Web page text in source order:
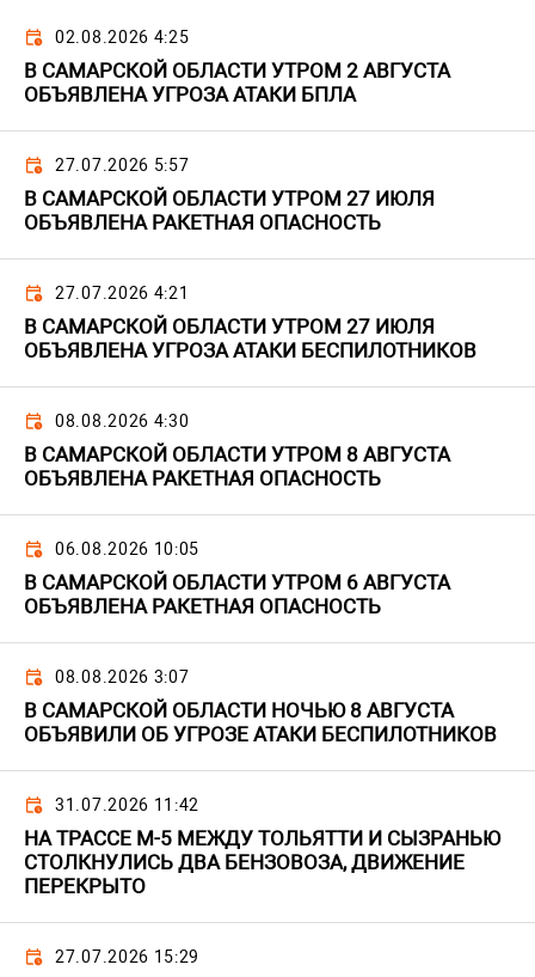
02.08.2026 4:25
В САМАРСКОЙ ОБЛАСТИ УТРОМ 2 АВГУСТА
ОБЪЯВЛЕНА УГРОЗА АТАКИ БПЛА
27.07.2026 5:57
В САМАРСКОЙ ОБЛАСТИ УТРОМ 27 ИЮЛЯ
ОБЪЯВЛЕНА РАКЕТНАЯ ОПАСНОСТЬ
27.07.2026 4:21
В САМАРСКОЙ ОБЛАСТИ УТРОМ 27 ИЮЛЯ
ОБЪЯВЛЕНА УГРОЗА АТАКИ БЕСПИЛОТНИКОВ
08.08.2026 4:30
В САМАРСКОЙ ОБЛАСТИ УТРОМ 8 АВГУСТА
ОБЪЯВЛЕНА РАКЕТНАЯ ОПАСНОСТЬ
06.08.2026 10:05
В САМАРСКОЙ ОБЛАСТИ УТРОМ 6 АВГУСТА
ОБЪЯВЛЕНА РАКЕТНАЯ ОПАСНОСТЬ
08.08.2026 3:07
В САМАРСКОЙ ОБЛАСТИ НОЧЬЮ 8 АВГУСТА
ОБЪЯВИЛИ ОБ УГРОЗЕ АТАКИ БЕСПИЛОТНИКОВ
31.07.2026 11:42
НА ТРАССЕ М-5 МЕЖДУ ТОЛЬЯТТИ И СЫЗРАНЬЮ
СТОЛКНУЛИСЬ ДВА БЕНЗОВОЗА, ДВИЖЕНИЕ
ПЕРЕКРЫТО
27.07.2026 15:29